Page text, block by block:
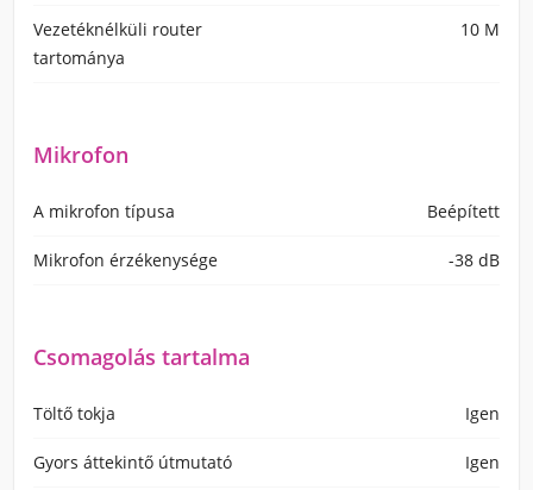
Vezetéknélküli router
tartománya
10 M
Mikrofon
A mikrofon típusa Beépített
Mikrofon érzékenysége -38 dB
Csomagolás tartalma
Töltő tokja Igen
Gyors áttekintő útmutató Igen